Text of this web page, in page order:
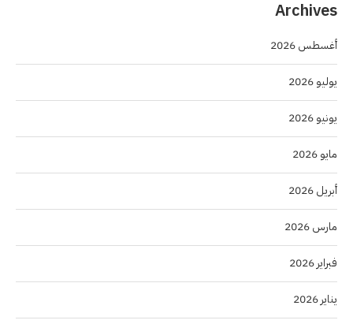
Archives
أغسطس 2026
يوليو 2026
يونيو 2026
مايو 2026
أبريل 2026
مارس 2026
فبراير 2026
يناير 2026